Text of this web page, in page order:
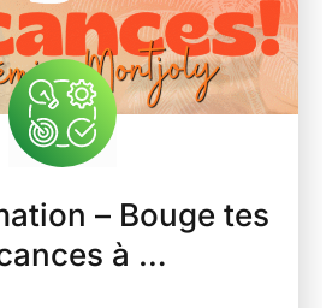
– Bouge tes
à …